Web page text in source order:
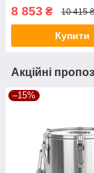
8 853 ₴ 10 415 ₴
Купити
Акційні
–15%